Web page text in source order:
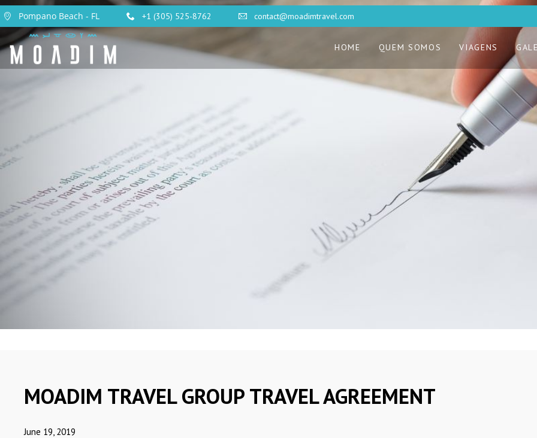
Pompano Beach - FL +1 (305) 525-8762 contact@moadimtravel.com
HOME QUEM SOMOS VIAGENS
MOADIM TRAVEL GROUP TRAVEL AGREEMENT
June 19, 2019